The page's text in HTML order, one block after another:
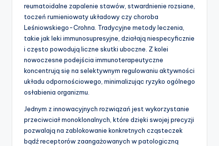
reumatoidalne zapalenie stawów, stwardnienie rozsiane,
toczeń rumieniowaty układowy czy choroba
Leśniowskiego-Crohna. Tradycyjne metody leczenia,
takie jak leki immunosupresyjne, działają niespecyficznie
i często powodują liczne skutki uboczne. Z kolei
nowoczesne podejścia immunoterapeutyczne
koncentrują się na selektywnym regulowaniu aktywności
układu odpornościowego, minimalizując ryzyko ogólnego
osłabienia organizmu.
Jednym z innowacyjnych rozwiązań jest wykorzystanie
przeciwciał monoklonalnych, które dzięki swojej precyzji
pozwalają na zablokowanie konkretnych cząsteczek
bądź receptorów zaangażowanych w patologiczną